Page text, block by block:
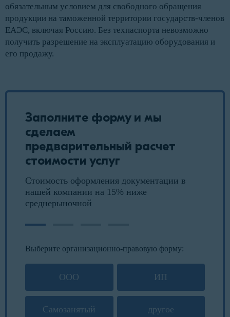
обязательным условием для свободного обращения
продукции на таможенной территории государств-членов
ЕАЭС, включая Россию. Без техпаспорта невозможно
получить разрешение на эксплуатацию оборудования и
его продажу.
Заполните форму и мы
сделаем
предварительный расчет
стоимости услуг
Стоимость оформления документации в
нашей компании на 15% ниже
среднерыночной
Выберите организационно-правовую форму:
ООО ИП
Самозанятый другое